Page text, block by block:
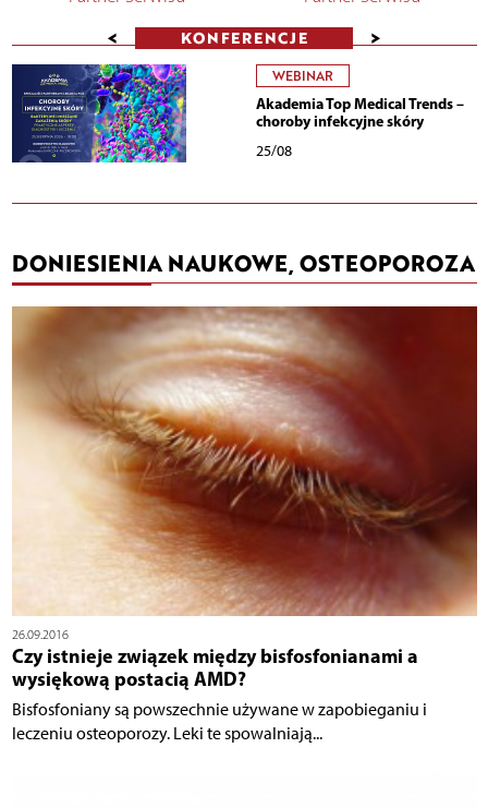
< KONFERENCJE >
WEBINAR
Akademia Top Medical Trends –
choroby infekcyjne skóry
25/08
DONIESIENIA NAUKOWE, OSTEOPOROZA
26.09.2016
Czy istnieje związek między bisfosfonianami a
wysiękową postacią AMD?
Bisfosfoniany są powszechnie używane w zapobieganiu i
leczeniu osteoporozy. Leki te spowalniają...